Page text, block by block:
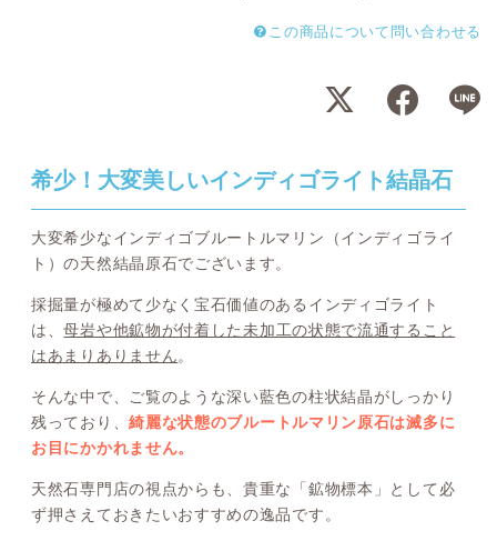
この商品について問い合わせる
希少！大変美しいインディゴライト結晶石
大変希少なインディゴブルートルマリン（インディゴライ
ト）の天然結晶原石でございます。
採掘量が極めて少なく宝石価値のあるインディゴライト
は、母岩や他鉱物が付着した未加工の状態で流通すること
はあまりありません。
そんな中で、ご覧のような深い藍色の柱状結晶がしっかり
残っており、綺麗な状態のブルートルマリン原石は滅多に
お目にかかれません。
天然石専門店の視点からも、貴重な「鉱物標本」として必
ず押さえておきたいおすすめの逸品です。